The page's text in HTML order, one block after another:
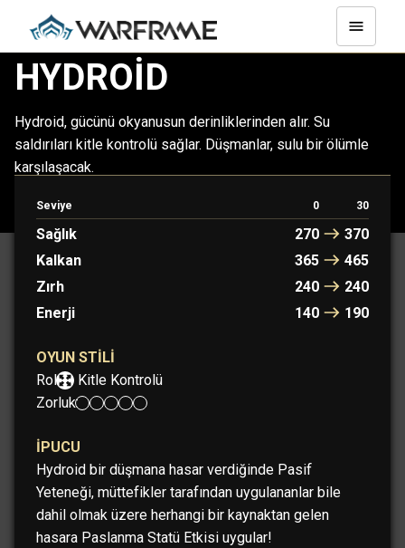
HYDROID
Hydroid, gücünü okyanusun derinliklerinden alır. Su
saldırıları kitle kontrolü sağlar. Düşmanlar, sulu bir ölümle
karşılaşacak.
Seviye 0 30
Sağlık 270
370
Kalkan
365
465
Zırh
240
240
Enerji
140 190
OYUN STILI
Rol:
Kitle Kontrolü
Zorluk:
İPUCU
Hydroid bir düşmana hasar verdiğinde Pasif
Yeteneği, müttefikler tarafından uygulananlar bile
dahil olmak üzere herhangi bir kaynaktan gelen
hasara Paslanma Statü Etkisi uygular!